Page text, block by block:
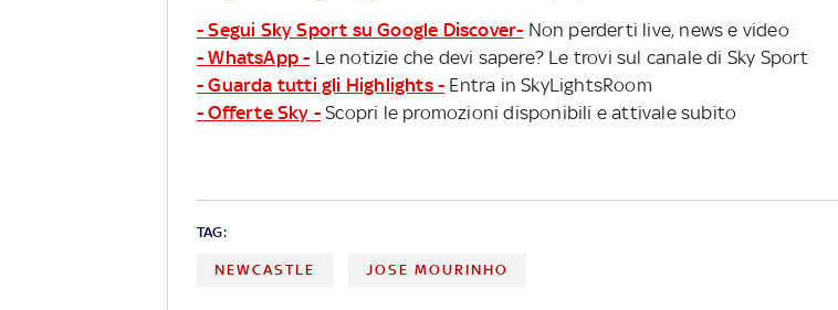
- Segui Sky Sport su Google Discover- Non perderti live, news e video
- WhatsApp - Le notizie che devi sapere? Le trovi sul canale di Sky Sport
- Guarda tutti gli Highlights - Entra in SkyLightsRoom
- Offerte Sky - Scopri le promozioni disponibili e attivale subito
TAG:
NEWCASTLE JOSE MOURINHO